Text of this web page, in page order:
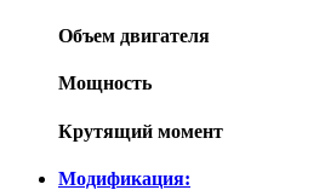
Объем двигателя
Мощность
Крутящий момент
Модификация: